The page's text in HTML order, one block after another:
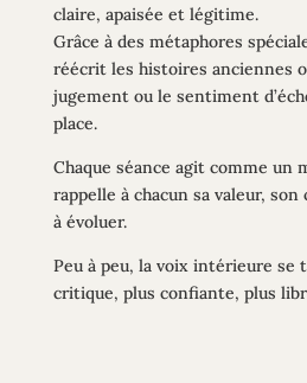
claire, apaisée et légitime.
Grâce à des métaphores
réécrit les histoires anciennes
jugement ou le sentiment
place.
Chaque séance agit comme un
rappelle à chacun sa valeur, son
à évoluer.
Peu à peu, la voix intérieure se
critique, plus confiante, plus